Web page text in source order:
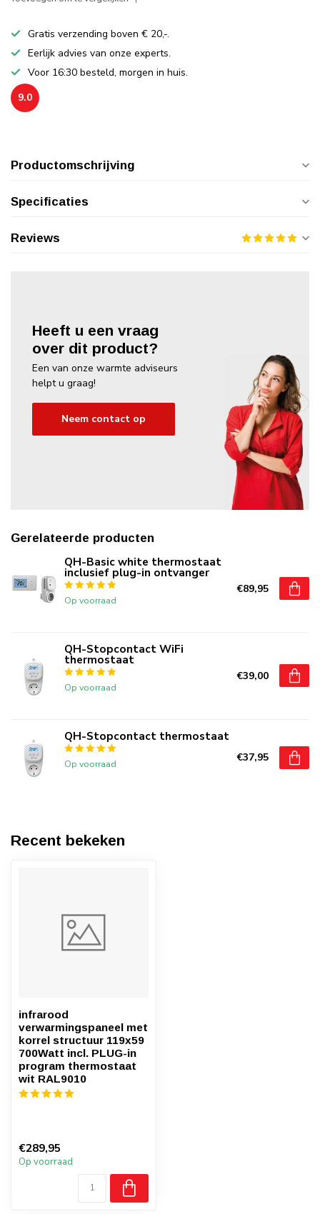
Gratis verzending boven € 20,-.
Eerlijk advies van onze experts.
Voor 16:30 besteld, morgen in huis.
9.0
Productomschrijving
Specificaties
Reviews
Heeft u een vraag
over dit product?
Een van onze warmte adviseurs
helpt u graag!
Neem contact op
Gerelateerde producten
QH-Basic white thermostaat
inclusief plug-in ontvanger
Op voorraad
€89,95
QH-Stopcontact WiFi
thermostaat
Op voorraad
€39,00
QH-Stopcontact thermostaat
Op voorraad €37,95
Recent bekeken
infrarood
verwarmingspaneel met
korrel structuur 119x59
700Watt incl. PLUG-in
program thermostaat
wit RAL9010
€289,95
Op voorraad